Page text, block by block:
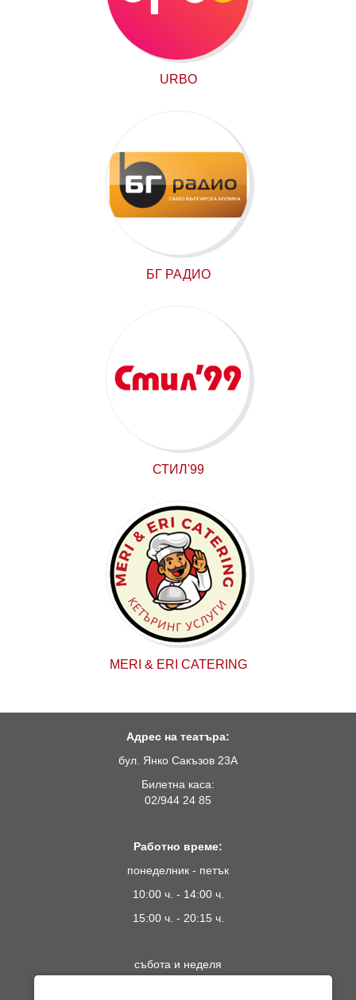
URBO
БГ РАДИО
СТИЛ'99
MERI & ERI CATERING
Адрес на театъра:
бул. Янко Сакъзов 23А
Билетна каса:
02/944 24 85
Работно време:
понеделник - петък
10:00 ч. - 14:00 ч.
15:00 ч. - 20:15 ч.
събота и неделя